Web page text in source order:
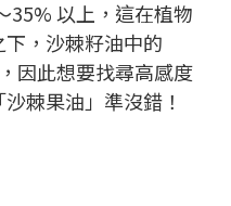
35% 以上，這在植物
，沙棘籽油中的
因此想要找尋高感度
棘果油」準沒錯！